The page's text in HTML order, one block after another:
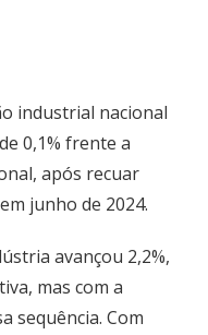
industrial nacional
0,1% frente a
após recuar
junho de 2024.
avançou 2,2%,
mas com a
sequência. Com